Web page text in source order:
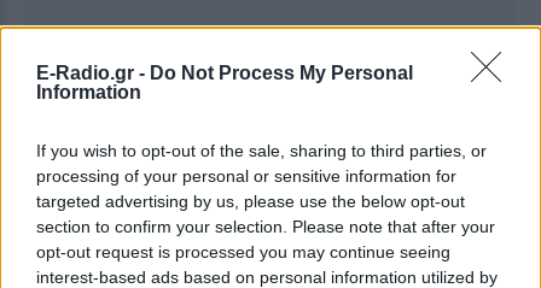
E-Radio.gr - Do Not Process My Personal
Information
If you wish to opt-out of the sale, sharing to third parties, or
processing of your personal or sensitive information for
targeted advertising by us, please use the below opt-out
section to confirm your selection. Please note that after your
opt-out request is processed you may continue seeing
interest-based ads based on personal information utilized by
Ακολουθήστε το E-Radio.gr στοGoogle News
και μάθετε πρώτοι
τα πιο hot νέα